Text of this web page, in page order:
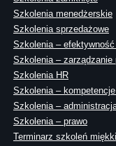
Szkolenia menedżerskie
Szkolenia sprzedażowe
Szkolenia –
Szkolenia – zarządzanie
Szkolenia HR
Szkolenia –
Szkolenia –
Szkolenia – prawo
Terminarz szkoleń